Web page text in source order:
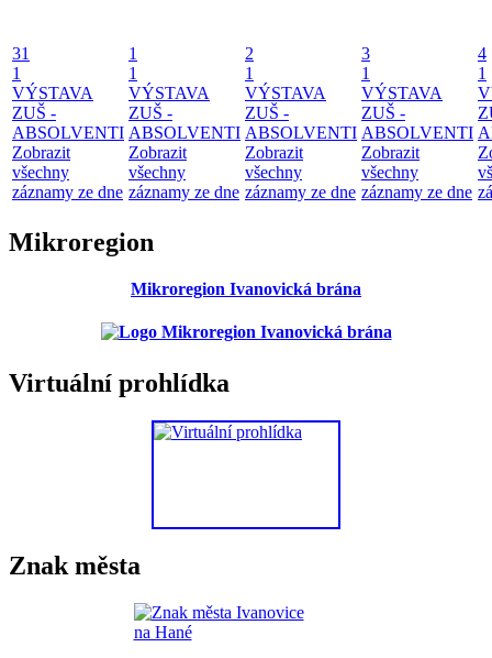
31
1
VÝSTAVA
ZUŠ -
ABSOLVENTI
Zobrazit
všechny
záznamy ze dne
1
1
VÝSTAVA
ZUŠ -
ABSOLVENTI
Zobrazit
všechny
záznamy ze dne
2
1
VÝSTAVA
ZUŠ -
ABSOLVENTI
Zobrazit
všechny
záznamy ze dne
3
1
VÝSTAVA
ZUŠ -
ABSOLVENTI
Zobrazit
všechny
záznamy ze dne
4
1
Mikroregion
Mikroregion Ivanovická brána
Virtuální prohlídka
Znak města